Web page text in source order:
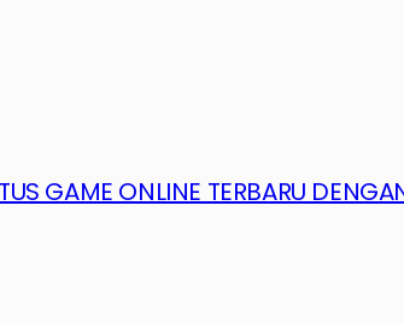
GAME ONLINE TERBARU